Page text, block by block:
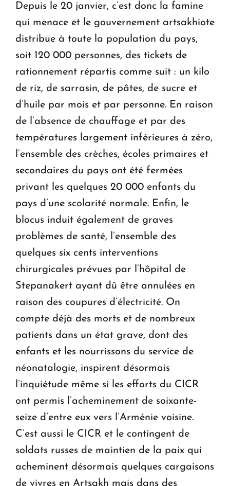
Depuis le 20 janvier, c’est donc la famine
qui menace et le gouvernement artsakhiote
distribue à toute la population du pays,
soit 120 000 personnes, des tickets de
rationnement répartis comme suit : un kilo
de riz, de sarrasin, de pâtes, de sucre et
d’huile par mois et par personne. En raison
de l’absence de chauffage et par des
températures largement inférieures à zéro,
l’ensemble des crèches, écoles primaires et
secondaires du pays ont été fermées
privant les quelques 20 000 enfants du
pays d’une scolarité normale. Enfin, le
blocus induit également de graves
problèmes de santé, l’ensemble des
quelques six cents interventions
chirurgicales prévues par l’hôpital de
Stepanakert ayant dû être annulées en
raison des coupures d’électricité. On
compte déjà des morts et de nombreux
patients dans un état grave, dont des
enfants et les nourrissons du service de
néonatalogie, inspirent désormais
l’inquiétude même si les efforts du CICR
ont permis l’acheminement de soixante-
seize d’entre eux vers l’Arménie voisine.
C’est aussi le CICR et le contingent de
soldats russes de maintien de la paix qui
acheminent désormais quelques cargaisons
de vivres en Artsakh mais dans des